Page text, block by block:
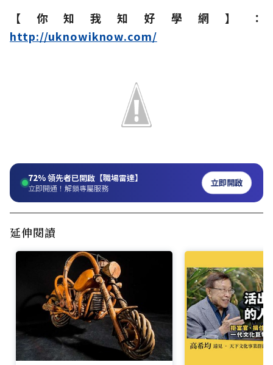
【你知我知好學網】：
http://uknowiknow.com/
72%領先者已開啟【職場雷達】
立即開通！解鎖專屬服務 立即開啟
延伸閱讀